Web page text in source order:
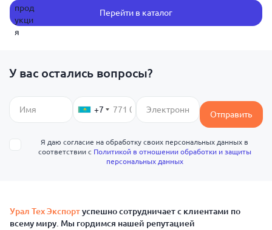
Перейти в каталог
У вас остались вопросы?
+7 Отправить
Я даю согласие на обработку своих персональных данных в
соответствии с Политикой в отношении обработки и защиты
персональных данных
Урал Тех Экспортуспешно сотрудничает с клиентами по
всему миру. Мы гордимся нашей репутацией